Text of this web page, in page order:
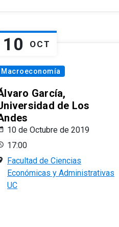
10 OCT
Macroeconomía
García,
de Los
10 de Octubre de 2019
17:00
Facultad de Ciencias
Económicas y Administrativas
UC